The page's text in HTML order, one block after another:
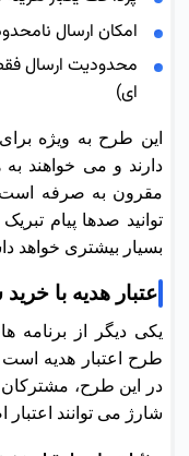
امکان ارسال نامحدود
محدودیت ارسال
ای)
این طرح به ویژه
دارند و می خواهند به
مقرون به صرفه
توانید صدها پیام
بسیار بیشتری خواهد
اعتبار هدیه با
طرح اعتبار هدیه
در این طرح، مشترکان
شارژ می توانند